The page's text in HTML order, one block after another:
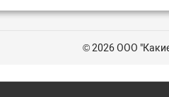
© 2026 ООО